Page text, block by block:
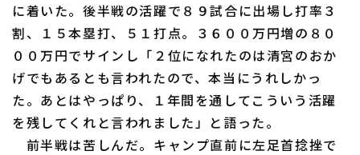
ファーム西地区
交流戦
東北楽天ゴールデンイーグルス
埼玉西武ライオンズ
千葉ロッテマリーンズ
オリックス・バファローズ
設定
に着いた。後半戦の活躍で８９試合に出場し打率３
割、１５本塁打、５１打点。３６００万円増の８０
００万円でサインし「２位になれたのは清宮のおか
げでもあるとも言われたので、本当にうれしかっ
た。あとはやっぱり、１年間を通してこういう活躍
を残してくれと言われました」と語った。
前半戦は苦しんだ。キャンプ直前に左足首捻挫で